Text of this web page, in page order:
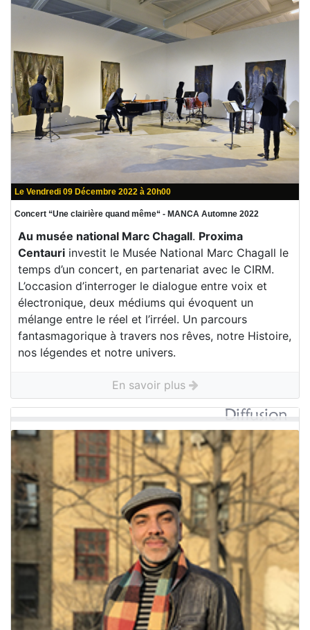
Le Vendredi 09 Décembre 2022 à 20h00
Concert “Une clairière quand même“ - MANCA Automne 2022
Au musée national Marc Chagall. Proxima
Centauri investit le Musée National Marc Chagall le
temps d’un concert, en partenariat avec le CIRM.
L’occasion d’interroger le dialogue entre voix et
électronique, deux médiums qui évoquent un
mélange entre le réel et l’irréel. Un parcours
fantasmagorique à travers nos rêves, notre Histoire,
nos légendes et notre univers.
En savoir plus